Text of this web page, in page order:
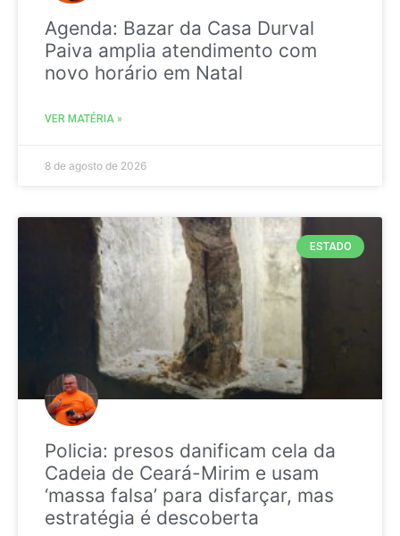
Agenda: Bazar da Casa Durval
Paiva amplia atendimento com
novo horário em Natal
VER MATÉRIA »
8 de agosto de 2026
ESTADO
Policia: presos danificam cela da
Cadeia de Ceará-Mirim e usam
‘massa falsa’ para disfarçar, mas
estratégia é descoberta